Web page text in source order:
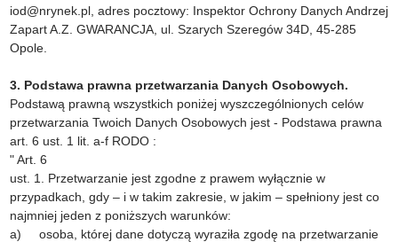
iod@nrynek.pl, adres pocztowy: Inspektor Ochrony Danych Andrzej
Zapart A.Z. GWARANCJA, ul. Szarych Szeregów 34D, 45-285
Opole.
3. Podstawa prawna przetwarzania Danych Osobowych.
Podstawą prawną wszystkich poniżej wyszczególnionych celów
przetwarzania Twoich Danych Osobowych jest - Podstawa prawna
art. 6 ust. 1 lit. a-f RODO :
" Art. 6
ust. 1. Przetwarzanie jest zgodne z prawem wyłącznie w
przypadkach, gdy – i w takim zakresie, w jakim – spełniony jest co
najmniej jeden z poniższych warunków:
a) osoba, której dane dotyczą wyraziła zgodę na przetwarzanie